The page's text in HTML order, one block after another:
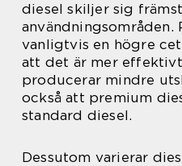
diesel skiljer sig
användningsområden.
vanligtvis en högre
att det är mer
producerar mindre
också att premium
standard diesel.
Dessutom varierar